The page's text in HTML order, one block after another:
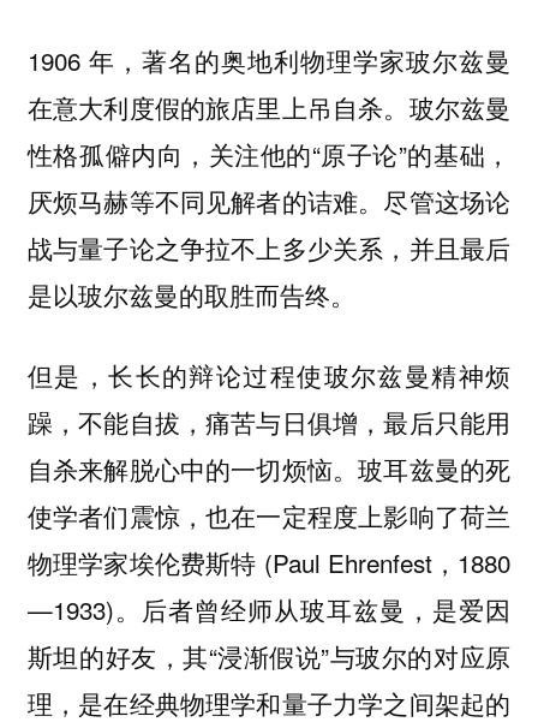
1906 年，著名的奥地利物理学家玻尔兹曼
在意大利度假的旅店里上吊自杀。玻尔兹曼
性格孤僻内向，关注他的“原子论”的基础，
厌烦马赫等不同见解者的诘难。尽管这场论
战与量子论之争拉不上多少关系，并且最后
是以玻尔兹曼的取胜而告终。
但是，长长的辩论过程使玻尔兹曼精神烦
躁，不能自拔，痛苦与日俱增，最后只能用
自杀来解脱心中的一切烦恼。玻耳兹曼的死
使学者们震惊，也在一定程度上影响了荷兰
物理学家埃伦费斯特 (Paul Ehrenfest，1880
—1933)。后者曾经师从玻耳兹曼，是爱因
斯坦的好友，其“浸渐假说”与玻尔的对应原
理，是在经典物理学和量子力学之间架起的